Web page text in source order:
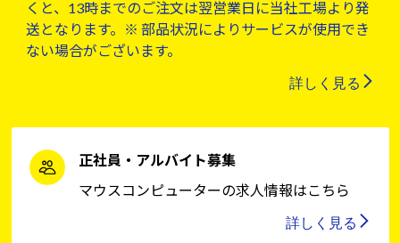
くと、13時までのご注文は翌営業日に当社工場より発
送となります。※ 部品状況によりサービスが使用でき
ない場合がございます。
詳しく見る
正社員・アルバイト募集
マウスコンピューターの求人情報はこちら
詳しく見る